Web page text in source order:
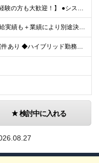
【学歴不問／PM未経験の方も大歓迎！】 ●システム開発、またはインフラエンジニアとしての実務経験をお持ちの方 ～採用担当者より～ 「今はまだ役職についていないけれど、ゆくゆくは会社を動かすポジション
◆賞与年間4か月支給実績も＋業績により別途決算賞与あり ◆年収800万円～900万円も可能 【PM・PL候補】 数名規模のチームでの進捗管理や、後輩・メンバーの指導・フォロー経験がある方 ※「公式な
◆リモートワーク案件あり ◆ハイブリッド勤務もOK 【本社】東京都豊島区高田3-14-29 KDX高田馬場ビル2F ┗都内、神奈川県のプロジェクト先での勤務もございます。 ＜プロジェクト先エリア例
検討中に入れる